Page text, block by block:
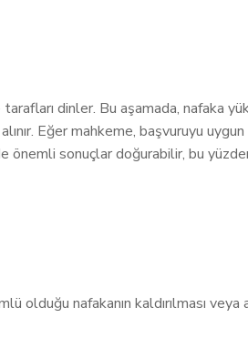
dinler. Bu aşamada, nafaka
Eğer mahkeme, başvuruyu
önemli sonuçlar doğurabilir, bu
olduğu nafakanın kaldırılması veya